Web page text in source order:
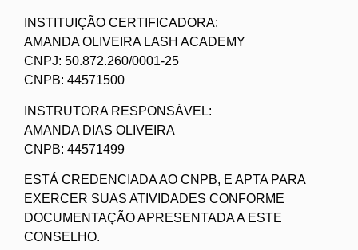
INSTITUIÇÃO CERTIFICADORA:
AMANDA OLIVEIRA LASH ACADEMY
CNPJ: 50.872.260/0001-25
CNPB: 44571500
INSTRUTORA RESPONSÁVEL:
AMANDA DIAS OLIVEIRA
CNPB: 44571499
ESTÁ CREDENCIADA AO CNPB, E APTA PARA
EXERCER SUAS ATIVIDADES CONFORME
DOCUMENTAÇÃO APRESENTADA A ESTE
CONSELHO.